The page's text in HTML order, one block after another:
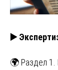
▶️
🌍 Раздел 1.